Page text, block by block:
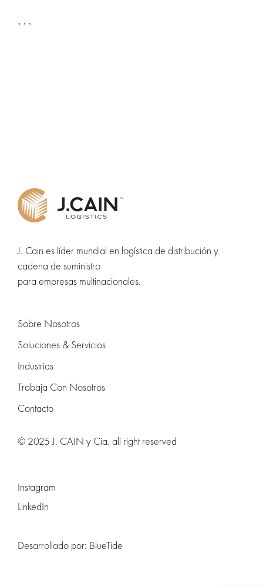
J. Cain es líder mundial en logística de distribución y
cadena de suministro
para empresas multinacionales.
Sobre Nosotros
Soluciones & Servicios
Industrias
Trabaja Con Nosotros
Contacto
© 2025 J. CAIN y Cia. all right reserved
Instagram
LinkedIn
Desarrollado por: BlueTide